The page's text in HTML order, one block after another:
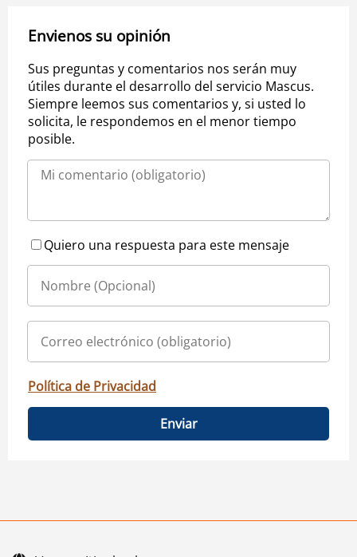
Envienos su opinión
Sus preguntas y comentarios nos serán muy
útiles durante el desarrollo del servicio Mascus.
Siempre leemos sus comentarios y, si usted lo
solicita, le respondemos en el menor tiempo
posible.
Quiero una respuesta para este mensaje
Política de Privacidad
Enviar